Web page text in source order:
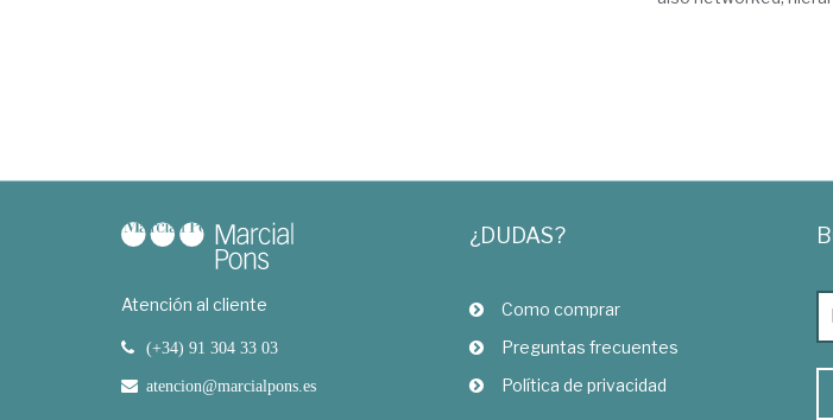
Atención al cliente
(+34) 91 304 33 03
atencion@marcialpons.es
¿DUDAS?
Como comprar
Preguntas frecuentes
Política de privacidad